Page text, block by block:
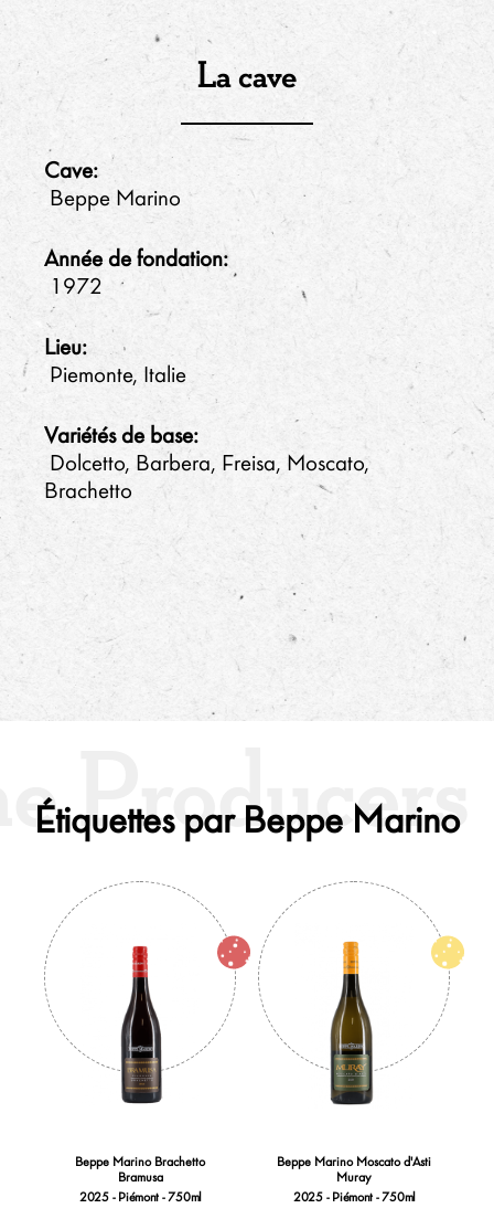
La cave
Cave:
Beppe Marino
Année de fondation:
1972
Lieu:
Piemonte, Italie
Variétés de base:
Dolcetto, Barbera, Freisa, Moscato,
Brachetto
Étiquettes par Beppe Marino
Beppe Marino Brachetto
Bramusa
2025 - Piémont - 750ml
Beppe Marino Moscato d'Asti
Muray
2025 - Piémont - 750ml